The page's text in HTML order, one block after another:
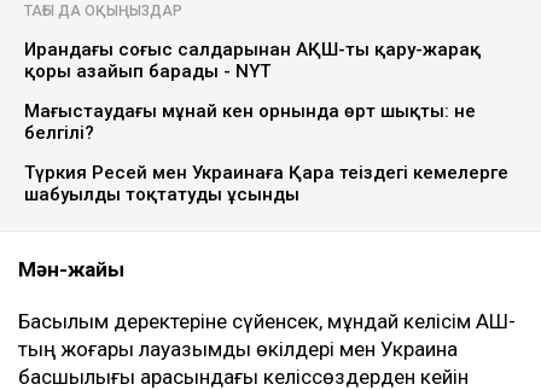
ТАҒЫ ДА ОҚЫҢЫЗДАР
Ирандағы соғыс салдарынан АҚШ-тың қару-жарақ
қоры азайып барады - NYT
Маңғыстаудағы мұнай кен орнында өрт шықты: не
белгілі?
Түркия Ресей мен Украинаға Қара теңіздегі кемелерге
шабуылды тоқтатуды ұсынды
Мән-жайы
Басылым деректеріне сүйенсек, мұндай келісім АҚШ-
тың жоғары лауазымды өкілдері мен Украина
басшылығы арасындағы келіссөздерден кейін